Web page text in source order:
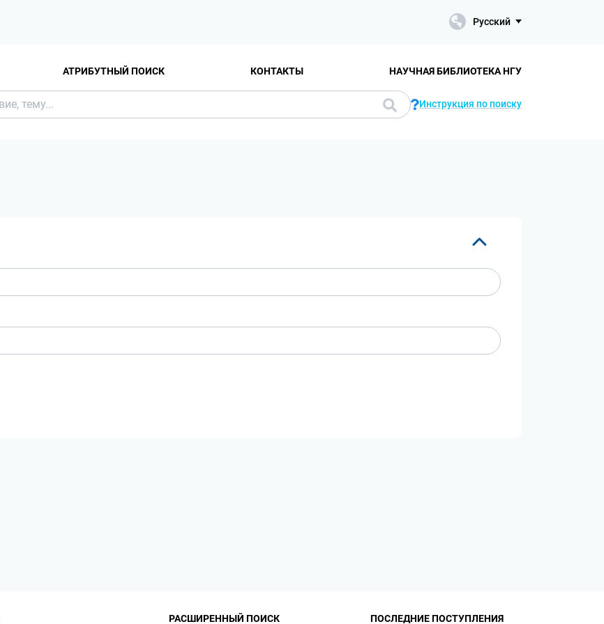
Русский
АТРИБУТНЫЙ ПОИСК КОНТАКТЫ НАУЧНАЯ БИБЛИОТЕКА НГУ
Инструкция по поиску
РАСШИРЕННЫЙ ПОИСК ПОСЛЕДНИЕ ПОСТУПЛЕНИЯ